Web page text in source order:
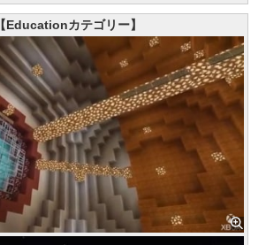
【Educationカテゴリー】